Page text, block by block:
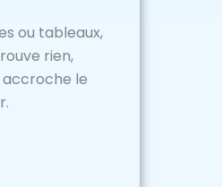
ou tableaux,
rien,
accroche le